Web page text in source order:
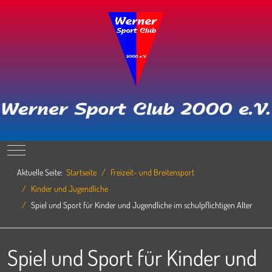
Mobile Menu Toggle
Aktuelle Seite: Startseite
Freizeit- und Breitensport
Kinder und Jugendliche
Spiel und Sport für Kinder und Jugendliche im schulpflichtigen Alter
Spiel und Sport für Kinder und